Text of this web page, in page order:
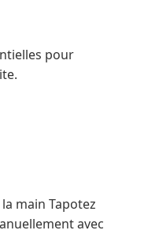
pour
main Tapotez
avec